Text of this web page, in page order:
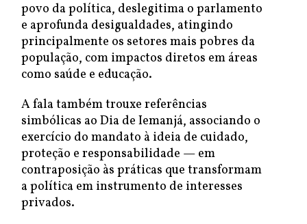
povo da política, deslegitima o parlamento
e aprofunda desigualdades, atingindo
principalmente os setores mais pobres da
população, com impactos diretos em áreas
como saúde e educação.
A fala também trouxe referências
simbólicas ao Dia de Iemanjá, associando o
exercício do mandato à ideia de cuidado,
proteção e responsabilidade — em
contraposição às práticas que transformam
a política em instrumento de interesses
privados.